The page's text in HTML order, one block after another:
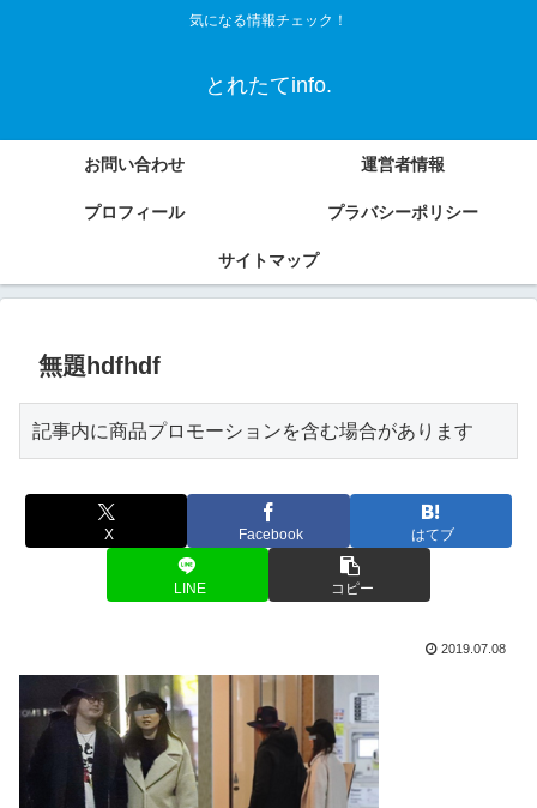
気になる情報チェック！
とれたてinfo.
お問い合わせ 運営者情報
プロフィール プラバシーポリシー
サイトマップ
無題hdfhdf
記事内に商品プロモーションを含む場合があります
X Facebook はてブ
LINE コピー
2019.07.08